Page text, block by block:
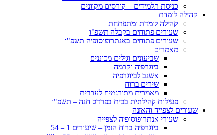
כניסת תלמידים – קורסים מקוונים
קהילה לומדת
קהילה לומדת ומתפתחת
שעורים פתוחים בקבלה תשפ"ו
שעורים פתוחים באנתרופוסופיה תשפ"ו
מאמרים
שביעונים וגילים מכוננים
ביוגרפיה וקרמה
אשנב לביוגרפיה
שירים ברוח
מאמרים מתורגמים לערבית
פעילות קהילתית בבית בפרדס חנה – תשפ"ו
שעורים לצפייה והאזנה
שעורי אנתרופוסופיה לצפייה
ביוגרפיה ברוח הזמן – שיעורים 1 – 54